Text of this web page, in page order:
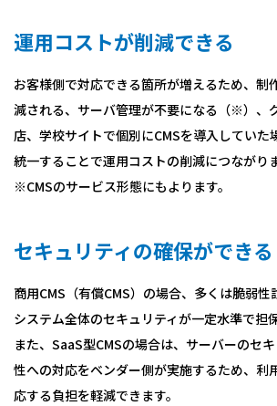
運用コストが削減できる
お客様側で対応できる箇所が増えるため、制
減される、サーバ管理が不要になる（※）、
店、学校サイトで個別にCMSを導入していた
統一することで運用コストの削減につながりま
※CMSのサービス形態にもよります。
セキュリティの確保ができる
商用CMS（有償CMS）の場合、多くは脆弱性
システム全体のセキュリティが一定水準で担
また、SaaS型CMSの場合は、サーバーのセ
性への対応をベンダー側が実施するため、利
応する負担を軽減できます。